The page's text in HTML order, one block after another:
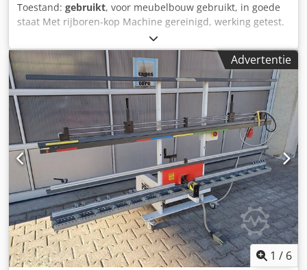
Toestand: gebruikt, voor meubelbouw gebruikt, in goede
staat Met rijboren-kop Machine gereinigd, werking getest.
Proefdraaien, persluchtslangen vernieuwd, rubberen
afscherming vernieuwd Fabrikant: Ganner Würth Type:
Prebomat 32 Crodsy Ay Dbjpfx Apvjf Rijborenkop met
positioneerpennen mechanisch Aantal spindels: 7 stuks
met inpersmatrijs Opslaglocatie: 97447 Gerolzhofen, vrij
verladen, onverpakt Levering in de huidige staat zoals
bezichtigd, zonder garantie of aansprakelijkheid
Advertentie
1 / 6